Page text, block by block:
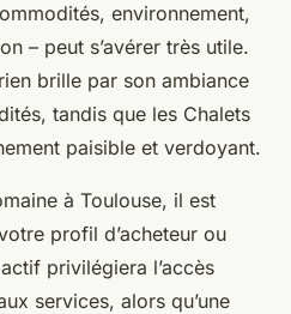
environnement,
– peut s’avérer très utile.
brille par son ambiance
tandis que les Chalets
paisible et verdoyant.
à Toulouse, il est
profil d’acheteur ou
privilégiera l’accès
services, alors qu’une